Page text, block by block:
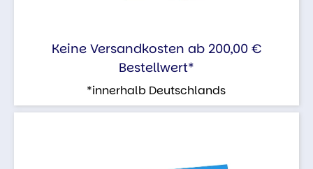
Keine Versandkosten ab 200,00 €
Bestellwert*
*innerhalb Deutschlands